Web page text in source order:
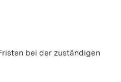
bei der zuständigen